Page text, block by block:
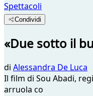
Spettacoli
Condividi
«Due sotto il
di Alessandra De Luca
Il film di Sou Abadi,
arruola co